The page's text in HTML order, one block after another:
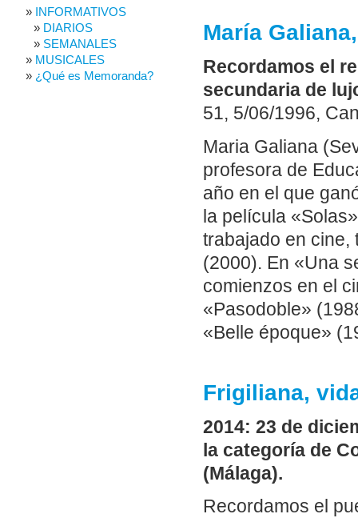
María
Recordamos el
secundaria de
51, 5/06/1996,
Maria Galiana
profesora de
año en el que
la película
trabajado en cine,
(2000). En «Una
comienzos en el
«Pasodoble»
«Belle époque»
Frigiliana,
2014: 23 de
la categoría de
(Málaga).
Recordamos el
INFORMATIVOS
DIARIOS
SEMANALES
MUSICALES
¿Qué es Memoranda?